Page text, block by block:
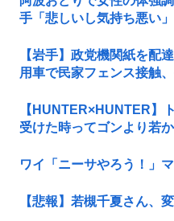
手「悲しいし気持ち悪い
【岩手】政党機関紙を配
用車で民家フェンス接触
【HUNTER×HUNTER】
受けた時ってゴンより若
ワイ「ニーサやろう！」
【悲報】若槻千夏さん、